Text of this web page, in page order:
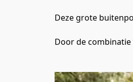
Deze grote
Door de